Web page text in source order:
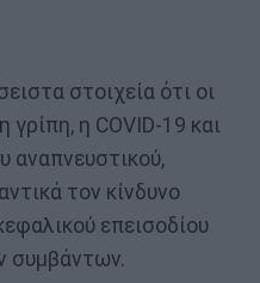
στοιχεία ότι οι
γρίπη, η COVID-19 και
αναπνευστικού,
τον κίνδυνο
επεισοδίου
συμβάντων.